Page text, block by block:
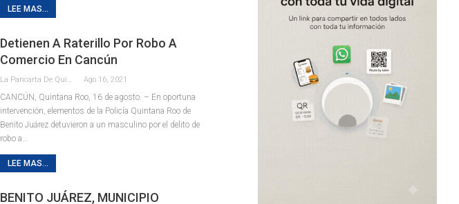
LEE MAS...
Detienen A Raterillo Por Robo A
Comercio En Cancún
Ago 16, 2021
CANCÚN, Quintana Roo, 16 de agosto. – En oportuna
intervención, elementos de la Policía Quintana Roo de
Benito Juárez detuvieron a un masculino por el delito de
robo a
LEE MAS...
BENITO JUÁREZ, MUNICIPIO